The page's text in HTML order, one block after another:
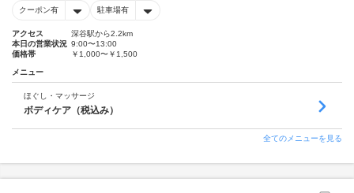
クーポン有 駐車場有
アクセス
深谷駅から2.2km
本日の営業状況 9:00〜13:00
価格帯
￥1,000〜￥1,500
メニュー
ほぐし・マッサージ
ボディケア（税込み）
全てのメニューを見る